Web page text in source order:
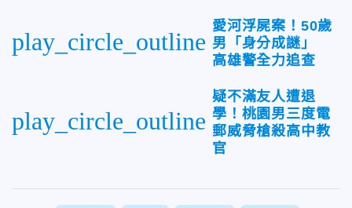
play_circle_outline
愛河浮屍案！50歲
男「身分成謎」
高雄警全力追查
play_circle_outline
疑不滿友人遭退
學！桃園男三度電
郵威脅槍殺高中教
官